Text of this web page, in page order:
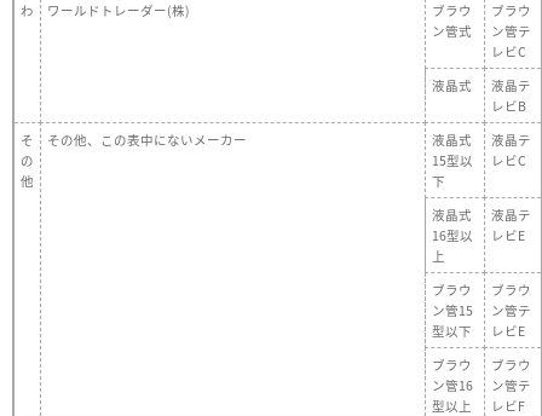
わ
ワールドトレーダー(株)
ブラウ
ン管式
ブラウ
ン管テ
レビC
液晶式
液晶テ
レビB
そ
の
他
その他、この表中にないメーカー
液晶式
15型以
下
液晶テ
レビC
液晶式
16型以
上
液晶テ
レビE
ブラウ
ン管15
型以下
ブラウ
ン管テ
レビE
ブラウ
ン管16
型以上
ブラウ
ン管テ
レビF